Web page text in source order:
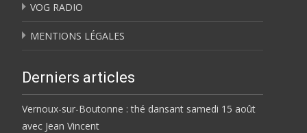
VOG RADIO
MENTIONS LÉGALES
Derniers articles
Vernoux-sur-Boutonne : thé dansant samedi 15 août
avec Jean Vincent